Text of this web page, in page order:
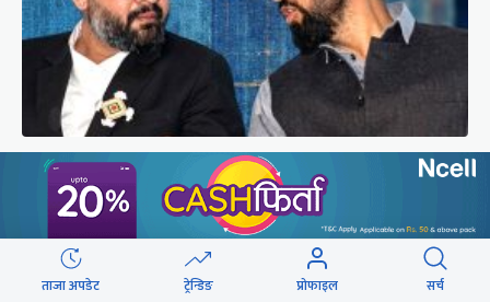
बालुवाटारमा दोस्रोपल्ट पुगे रवि लामिछाने,
प्रधानमन्त्रीसँग ४५ मिनेट कुराकानी
ताजा अपडेट ट्रेन्डिङ प्रोफाइल सर्च